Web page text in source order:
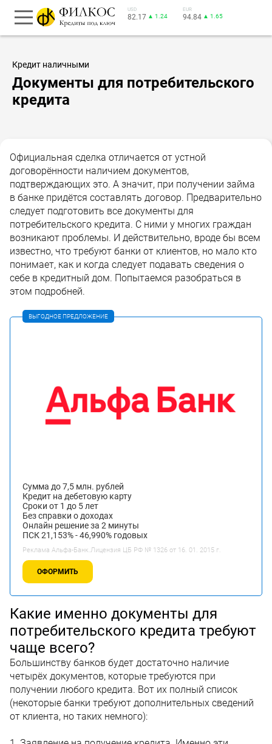
USD
82.17 ▲ 1.24
EUR
94.84 ▲ 1.65
Кредит наличными
Документы для потребительского
кредита
Официальная сделка отличается от устной
договорённости наличием документов,
подтверждающих это. А значит, при получении займа
в банке придётся составлять договор. Предварительно
следует подготовить все документы для
потребительского кредита. С ними у многих граждан
возникают проблемы. И действительно, вроде бы всем
известно, что требуют банки от клиентов, но мало кто
понимает, как и когда следует подавать сведения о
себе в кредитный дом. Попытаемся разобраться в
этом подробней.
ВЫГОДНОЕ ПРЕДЛОЖЕНИЕ
Сумма до 7,5 млн. рублей
Кредит на дебетовую карту
Сроки от 1 до 5 лет
Без справки о доходах
Онлайн решение за 2 минуты
ПСК 21,153% - 46,990% годовых
Реклама Альфа-Банк.Лицензия ЦБ РФ № 1326 от 16. 01. 2015 г.
ОФОРМИТЬ
Какие именно документы для
потребительского кредита требуют
чаще всего?
Большинству банков будет достаточно наличие
четырёх документов, которые требуются при
получении любого кредита. Вот их полный список
(некоторые банки требуют дополнительных сведений
от клиента, но таких немного):